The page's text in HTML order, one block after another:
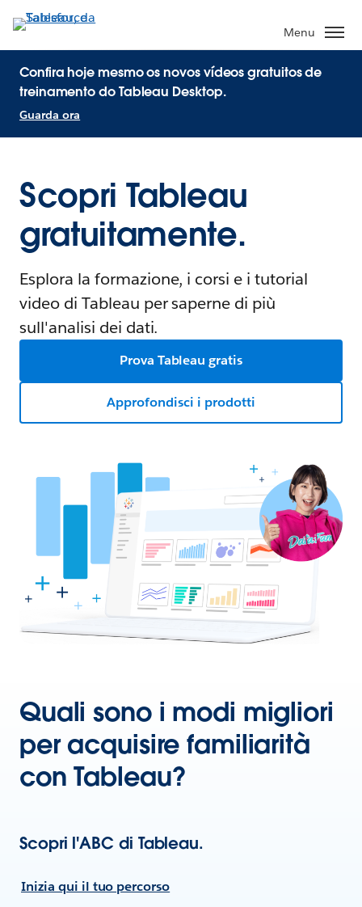
Menu
Confira hoje mesmo os novos vídeos gratuitos de
treinamento do Tableau Desktop.
Guarda ora
Scopri Tableau
gratuitamente.
Esplora la formazione, i corsi e i tutorial
video di Tableau per saperne di più
sull'analisi dei dati.
Prova Tableau gratis
Approfondisci i prodotti
Quali sono i modi migliori
per acquisire familiarità
con Tableau?
Scopri l'ABC di Tableau.
Inizia qui il tuo percorso